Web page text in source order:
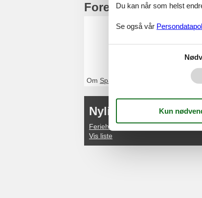
Foreldre toppartikler
Ved
Om Spania
Nylige artikler om
Feriehus Costa Brava
Vis liste
Du kan når som helst
Se også vår